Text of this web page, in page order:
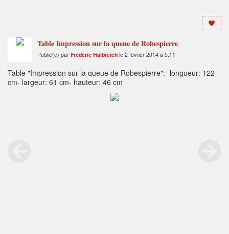
Table Impression sur la queue de Robespierre
Publié(e) par Frédéric Halbreich le 2 février 2014 à 5:11
Table "Impression sur la queue de Robespierre":- longueur: 122
cm- largeur: 61 cm- hauteur: 46 cm